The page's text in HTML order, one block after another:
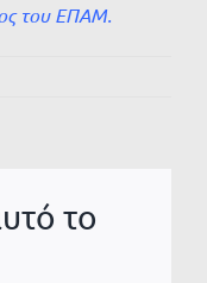
του ΕΠΑΜ.
το